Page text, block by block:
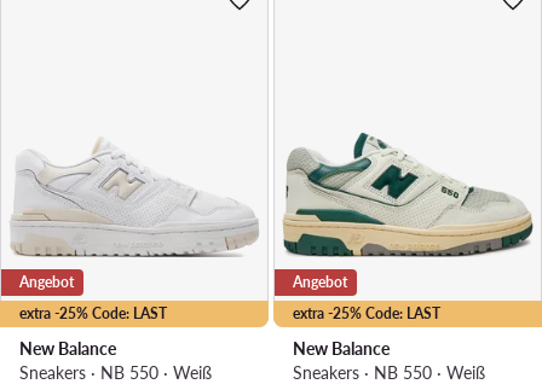
extra -25% Code: LAST
Angebot
New Balance
Sneakers · NB 550 · Weiß
extra -25% Code: LAST
Angebot
New Balance
Sneakers · NB 550 · Weiß